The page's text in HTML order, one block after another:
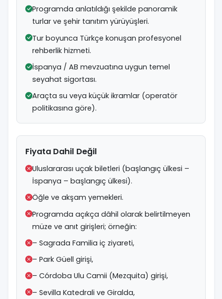
Programda anlatıldığı şekilde panoramik
turlar ve şehir tanıtım yürüyüşleri.
Tur boyunca Türkçe konuşan profesyonel
rehberlik hizmeti.
İspanya / AB mevzuatına uygun temel
seyahat sigortası.
Araçta su veya küçük ikramlar (operatör
politikasına göre).
Fiyata Dahil Değil
Uluslararası uçak biletleri (başlangıç ülkesi –
İspanya – başlangıç ülkesi).
Öğle ve akşam yemekleri.
Programda açıkça dâhil olarak belirtilmeyen
müze ve anıt girişleri; örneğin:
– Sagrada Familia iç ziyareti,
– Park Güell girişi,
– Córdoba Ulu Camii (Mezquita) girişi,
– Sevilla Katedrali ve Giralda,